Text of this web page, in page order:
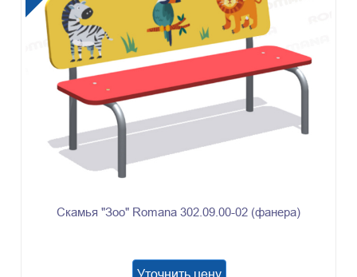
Уточнить цену
Скамья "Зоо" Romana 302.09.00-02 (фанера)